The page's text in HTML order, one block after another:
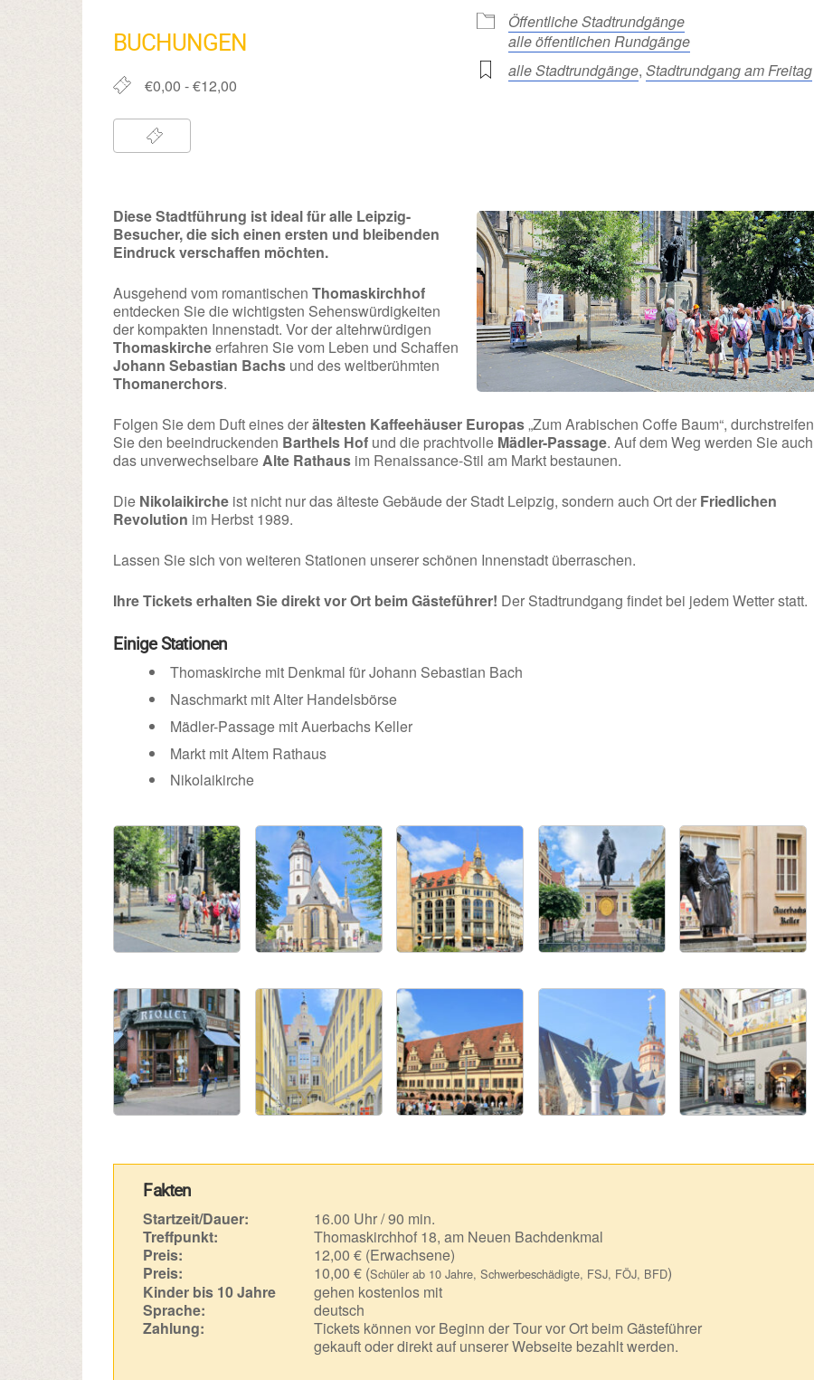
BUCHUNGEN
€0,00 - €12,00
Öffentliche Stadtrundgänge
alle öffentlichen Rundgänge
alle Stadtrundgänge, Stadtrundgang am Freitag
Diese Stadtführung ist ideal für alle Leipzig-
Besucher, die sich einen ersten und bleibenden
Eindruck verschaffen möchten.
Ausgehend vom romantischenThomaskirchhof
entdecken Sie die wichtigsten Sehenswürdigkeiten
der kompakten Innenstadt. Vor der altehrwürdigen
Thomaskircheerfahren Sie vom Leben und Schaffen
Johann Sebastian Bachs und des weltberühmten
Thomanerchors.
Folgen Sie dem Duft eines derältesten Kaffeehäuser Europas„Zum Arabischen Coffe Baum“, durchstreifen
Sie den beeindruckenden Barthels Hof und die prachtvolle Mädler-Passage. Auf dem Weg werden Sie auch
das unverwechselbareAlte Rathaus im Renaissance-Stil am Markt bestaunen.
Die Nikolaikirche ist nicht nur das älteste Gebäude der Stadt Leipzig, sondern auch Ort der Friedlichen
Revolution im Herbst 1989.
Lassen Sie sich von weiteren Stationen unserer schönen Innenstadt überraschen.
Ihre Tickets erhalten Sie direkt vor Ort beim Gästeführer! Der Stadtrundgang findet bei jedem Wetter statt.
Einige Stationen
Thomaskirche mit Denkmal für Johann Sebastian Bach
Naschmarkt mit Alter Handelsbörse
Mädler-Passage mit Auerbachs Keller
Markt mit Altem Rathaus
Nikolaikirche
Fakten
Startzeit/Dauer:
16.00 Uhr / 90 min.
Treffpunkt:
Thomaskirchhof 18, am Neuen Bachdenkmal
Preis:
12,00 € (Erwachsene)
Preis:
10,00 € (Schüler ab 10 Jahre, Schwerbeschädigte, FSJ, FÖJ, BFD)
Kinder bis 10 Jahre
gehen kostenlos mit
Sprache:
deutsch
Zahlung:
Tickets können vor Beginn der Tour vor Ort beim Gästeführer
gekauft oder direkt auf unserer Webseite bezahlt werden.